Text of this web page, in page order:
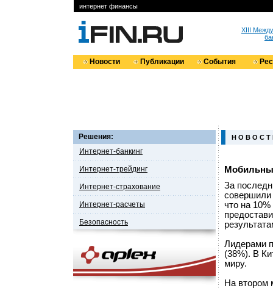
интернет финансы
XIII
Новости Публикации События
Решения:
Интернет-банкинг
Интернет-трейдинг
Интернет-страхование
Интернет-расчеты
Безопасность
Н О В О С Т
За
совершили
что на
Лидерами
(38%). В
миру.
На втором